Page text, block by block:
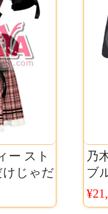
ー スト
けじゃだ
チェッ
全員の
乃
ブ
ン